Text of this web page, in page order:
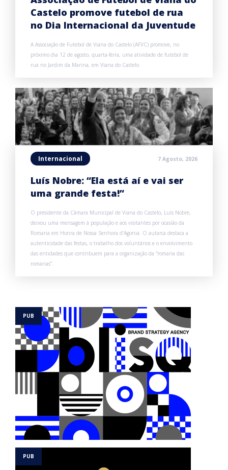
Castelo promove futebol de rua
no Dia Internacional da Juventude
A Associação de Futebol de Viana do Castelo (AFVC) promove, no
próximo dia 12 de agosto, quarta-feira, uma atividade de futebol de
rua no Jardim da Marina, em Viana do Castelo.
Internacional 7 Agosto, 2026
Luís Nobre: “Ela está aí e vai ser
uma grande festa!”
O presidente da Câmara Municipal de Viana do Castelo, Luís Nobre,
deixou uma mensagem à população e aos visitantes por ocasião da
Romaria em Honra de Nossa Senhora d’Agonia. O autarca destaca a
autenticidade das festas, o trabalho dos voluntários e o envolvimento
das entidades que contribuem para a organização da “romaria das
romarias”.